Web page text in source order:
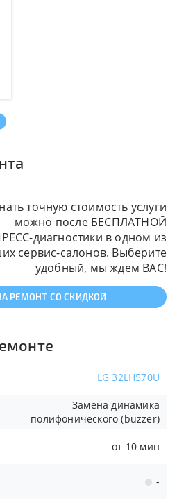
точную стоимость услуги
можно после БЕСПЛАТНОЙ
диагностики в одном из
сервис-салонов. Выберите
удобный, мы ждем ВАС!
РЕМОНТ СО СКИДКОЙ
LG 32LH570U
Замена динамика
полифонического (buzzer)
от 10 мин
-